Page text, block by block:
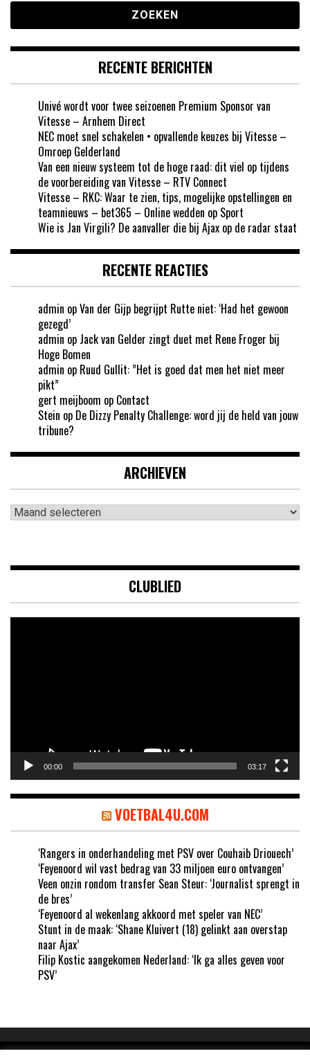
RECENTE BERICHTEN
Univé wordt voor twee seizoenen Premium Sponsor van
Vitesse – Arnhem Direct
NEC moet snel schakelen • opvallende keuzes bij Vitesse –
Omroep Gelderland
Van een nieuw systeem tot de hoge raad: dit viel op tijdens
de voorbereiding van Vitesse – RTV Connect
Vitesse – RKC: Waar te zien, tips, mogelijke opstellingen en
teamnieuws – bet365 – Online wedden op Sport
Wie is Jan Virgili? De aanvaller die bij Ajax op de radar staat
RECENTE REACTIES
admin opVan der Gijp begrijpt Rutte niet: ‘Had het gewoon
gezegd’
admin op Jack van Gelder zingt duet met Rene Froger bij
Hoge Bomen
admin op Ruud Gullit: ”Het is goed dat men het niet meer
pikt”
gert meijboom op Contact
Stein op De Dizzy Penalty Challenge: word jij de held van jouw
tribune?
ARCHIEVEN
Archieven
CLUBLIED
00:00 03:17
VOETBAL4U.COM
‘Rangers in onderhandeling met PSV over Couhaib Driouech’
‘Feyenoord wil vast bedrag van 33 miljoen euro ontvangen’
Veen onzin rondom transfer Sean Steur: ‘Journalist sprengt in
de bres’
‘Feyenoord al wekenlang akkoord met speler van NEC’
Stunt in de maak: ‘Shane Kluivert (18) gelinkt aan overstap
naar Ajax’
Filip Kostic aangekomen Nederland: ‘Ik ga alles geven voor
PSV’